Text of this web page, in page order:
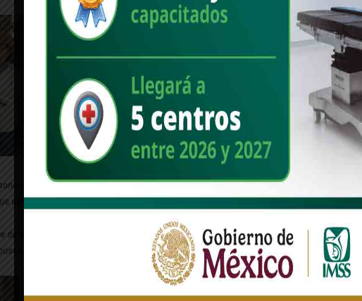
es indiscutible a nivel mundial y es lo que sostiene a nuestro sector ganadero.
sanitario reconocido y por eso estamos ante la necesidad de seguir exportando”, declaró.
a Unión Ganadera Regional del Estado de Sonora, Juan Ochoa Valenzuela, explicó que
que Sonora pase al Nivel 1 de Tuberculosis Bovina.